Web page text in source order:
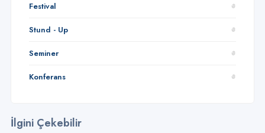
Festival
Stund - Up
Seminer
Konferans
İlgini Çekebilir